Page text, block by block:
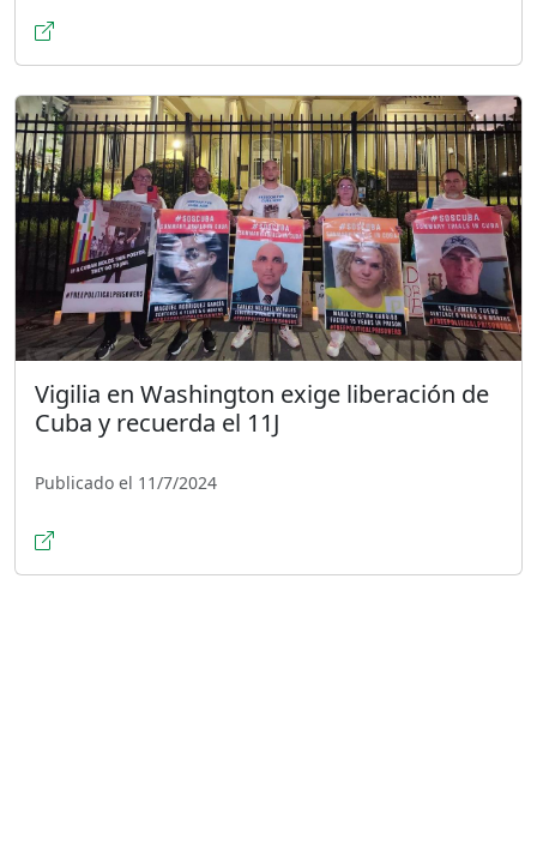
Vigilia en Washington exige liberación de
Cuba y recuerda el 11J
Publicado el 11/7/2024